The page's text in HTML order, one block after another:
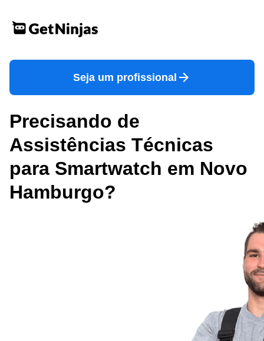
Seja um profissional
Precisando de
Assistências Técnicas
para Smartwatch em Novo
Hamburgo?